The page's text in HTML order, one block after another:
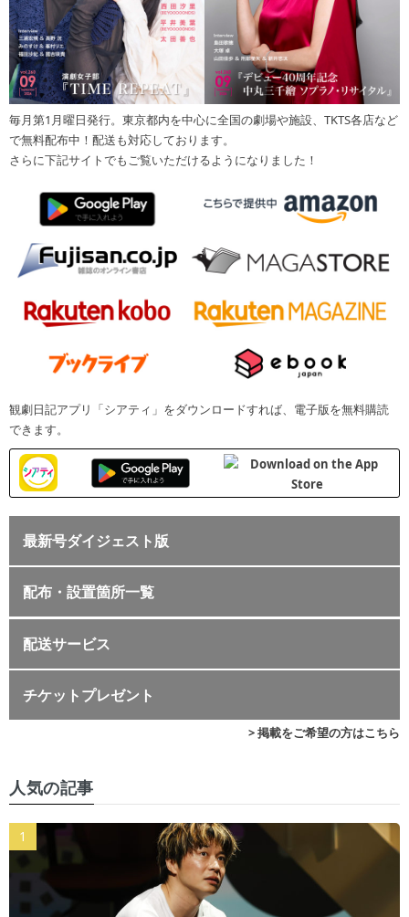
毎月第1月曜日発行。東京都内を中心に全国の劇場や施設、TKTS各店など
で無料配布中！配送も対応しております。
さらに下記サイトでもご覧いただけるようになりました！
観劇日記アプリ「シアティ」をダウンロードすれば、電子版を無料購読
できます。
最新号ダイジェスト版
配布・設置箇所一覧
配送サービス
チケットプレゼント
> 掲載をご希望の方はこちら
人気の記事